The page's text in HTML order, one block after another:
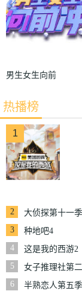
男生女生向前
热播榜
1
2
大侦探第十一季
3
种地吧4
4
这是我的西游2
5
女子推理社第
6
半熟恋人第五季